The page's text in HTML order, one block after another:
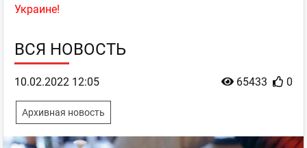
Украине!
ВСЯ НОВОСТЬ
65433 0
10.02.2022 12:05
Архивная новость